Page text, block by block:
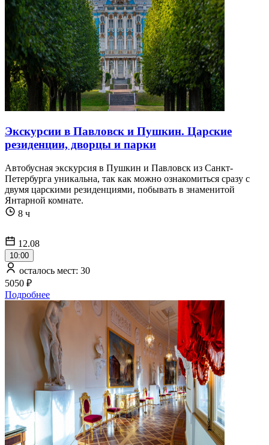
Экскурсии в Павловск и Пушкин. Царские
резиденции, дворцы и парки
Автобусная экскурсия в Пушкин и Павловск из Санкт-
Петербурга уникальна, так как можно ознакомиться сразу с
двумя царскими резиденциями, побывать в знаменитой
Янтарной комнате.
8 ч
12.08
10:00
осталось мест: 30
5050 ₽
Подробнее